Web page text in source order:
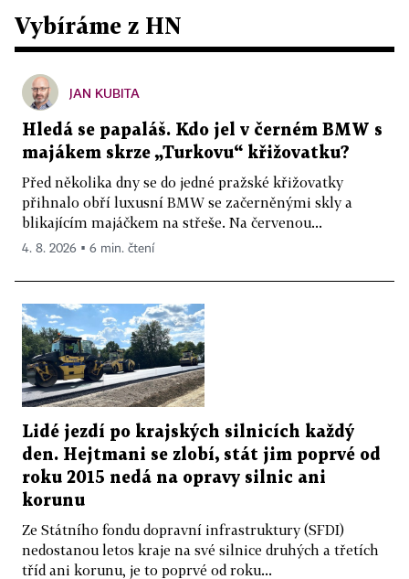
Vybíráme z HN
JAN KUBITA
Hledá se papaláš. Kdo jel v černém BMW s
majákem skrze „Turkovu“ křižovatku?
Před několika dny se do jedné pražské křižovatky
přihnalo obří luxusní BMW se začerněnými skly a
blikajícím majáčkem na střeše. Na červenou...
4. 8. 2026 ▪ 6 min. čtení
Lidé jezdí po krajských silnicích každý
den. Hejtmani se zlobí, stát jim poprvé od
roku 2015 nedá na opravy silnic ani
korunu
Ze Státního fondu dopravní infrastruktury (SFDI)
nedostanou letos kraje na své silnice druhých a třetích
tříd ani korunu, je to poprvé od roku...